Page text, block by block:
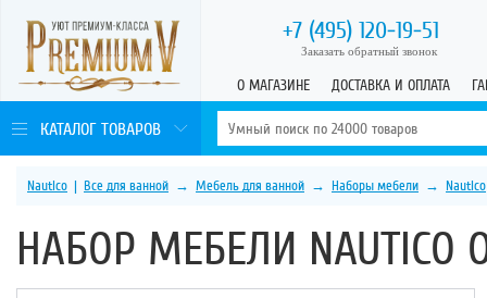
+7 (495) 120-19-51
Заказать обратный звонок
О МАГАЗИНЕ ДОСТАВКА И ОПЛАТА
КАТАЛОГ ТОВАРОВ
Nautico | Все для ванной → Мебель для ванной → Наборы мебели → Nautico
НАБОР МЕБЕЛИ NAUTICO